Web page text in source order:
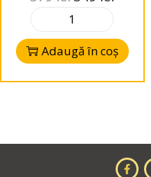
Adaugă în coș